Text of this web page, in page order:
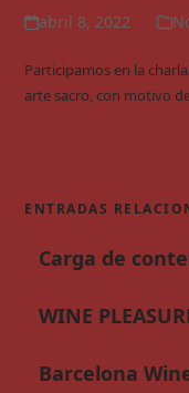
abril 8, 2022
Participamos en la
arte sacro, con motivo
ENTRADAS
Carga de
WINE
Barcelona